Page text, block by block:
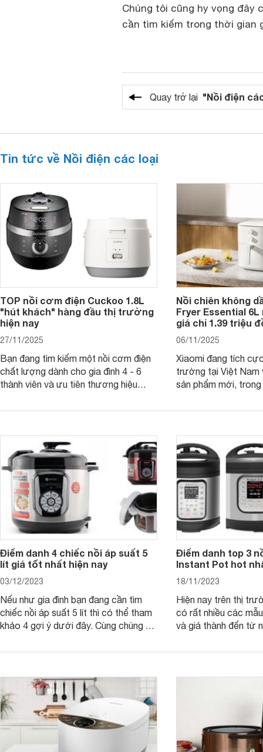
Chúng tôi cũng hy vọng đây
cần tìm kiếm trong thời gian
Quay trở lại "Nồi điện
Tin tức về Nồi điện các loại
TOP nồi cơm điện Cuckoo 1.8L
"hút khách" hàng đầu thị trường
hiện nay
27/11/2025
Bạn đang tìm kiếm một nồi cơm điện
chất lượng dành cho gia đình 4 - 6
thành viên và ưu tiên thương hiệu
Nồi chiên không
Fryer Essential
giá chỉ 1.39 triệu
06/11/2025
Xiaomi đang tích
trường tại Việt Nam
sản phẩm mới,
các chế độ nấu gợi
nhiều món ăn khác
Điểm danh 4 chiếc nồi áp suất 5
lít giá tốt nhất hiện nay
03/12/2023
Nếu như gia đình bạn đang cần tìm
chiếc nồi áp suất 5 lít thì có thể tham
khảo 4 gợi ý dưới đây. Cùng chúng tôi
Điểm danh top 3
Instant Pot hot
18/11/2023
Hiện nay trên thị
có rất nhiều các
và giá thành đến từ
Websosanh.vn tìm